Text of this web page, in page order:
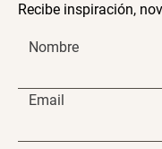
Recibe inspiración,
Nombre
Email